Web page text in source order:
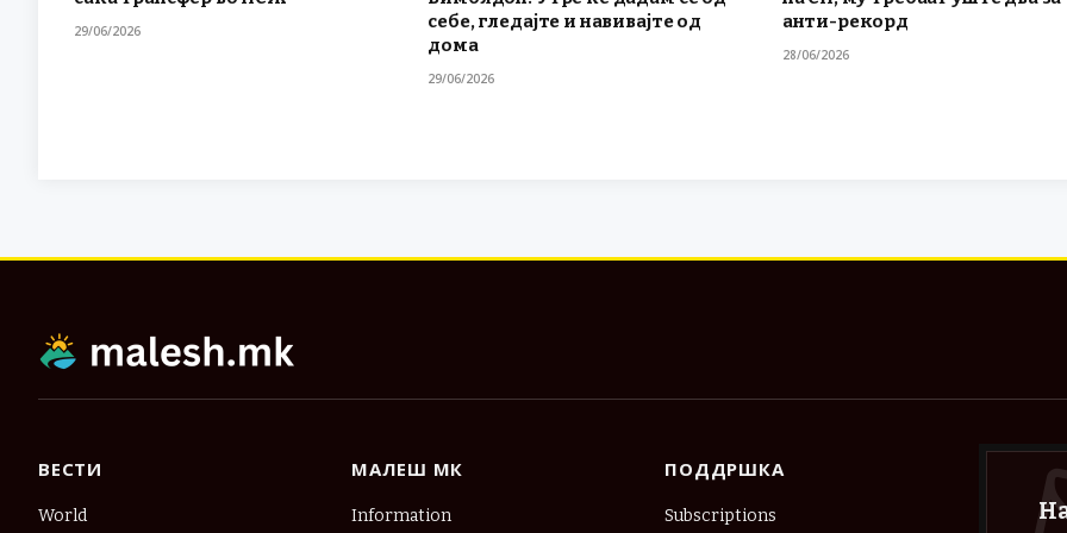
29/06/2026
себе, гледајте и навивајте од
дома
29/06/2026
анти-рекорд
28/06/2026
ВЕСТИ
World
МАЛЕШ МК
Information
ПОДДРШКА
Subscriptions